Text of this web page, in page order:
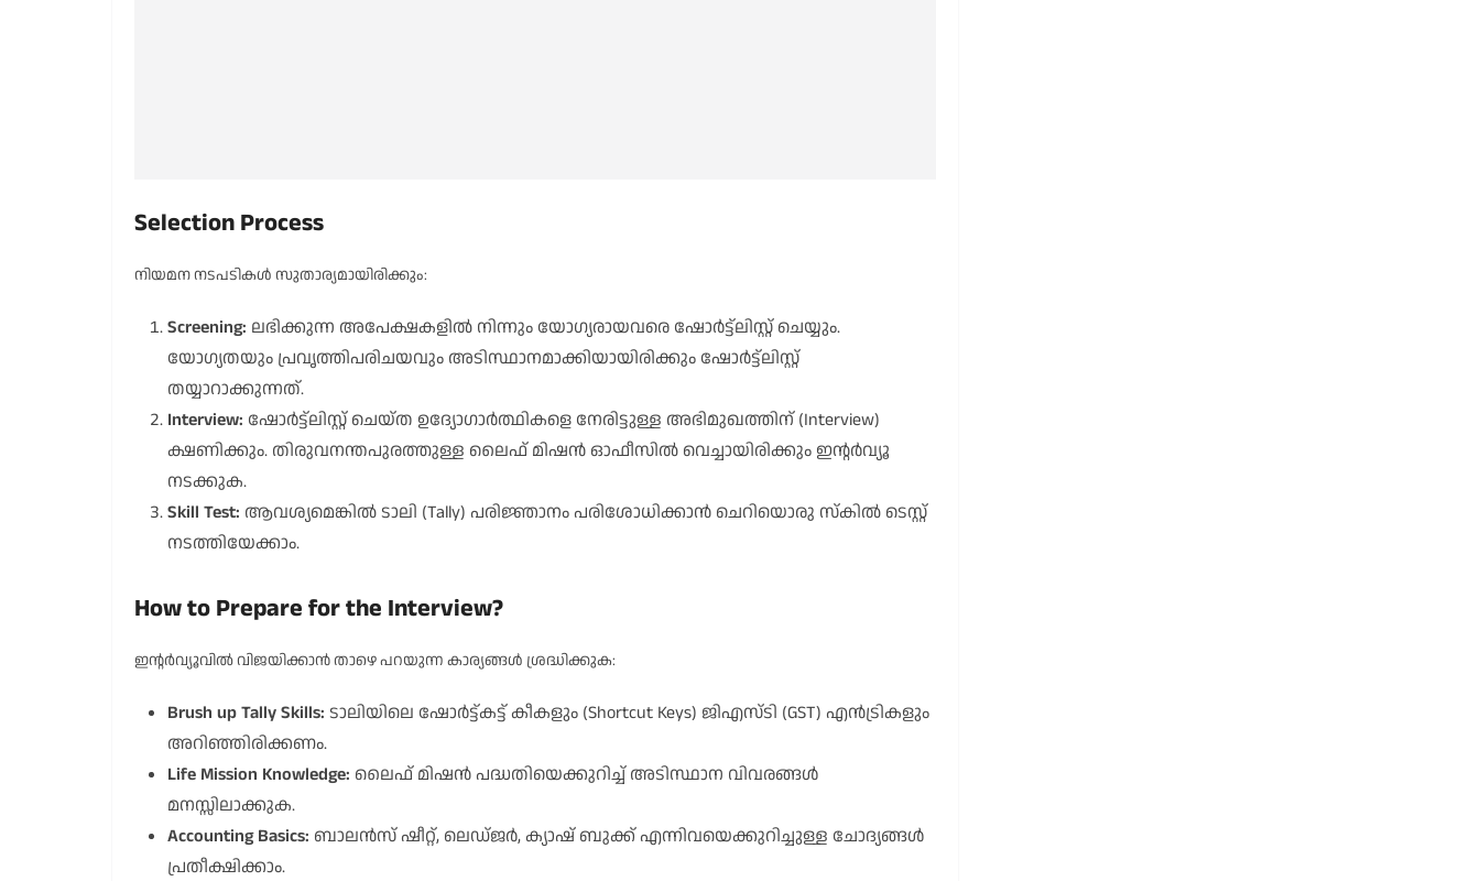
Selection Process
നിയമന നടപടികൾ സുതാര്യമായിരിക്കും:
Screening: ലഭിക്കുന്ന അപേക്ഷകളിൽ നിന്നും യോഗ്യരായവരെ ഷോർട്ട്‌ലിസ്റ്റ് ചെയ്യും.
യോഗ്യതയും പ്രവൃത്തിപരിചയവും അടിസ്ഥാനമാക്കിയായിരിക്കും ഷോർട്ട്‌ലിസ്റ്റ്
തയ്യാറാക്കുന്നത്.
Interview: ഷോർട്ട്‌ലിസ്റ്റ് ചെയ്ത ഉദ്യോഗാർത്ഥികളെ നേരിട്ടുള്ള അഭിമുഖത്തിന് (Interview)
ക്ഷണിക്കും. തിരുവനന്തപുരത്തുള്ള ലൈഫ് മിഷൻ ഓഫീസിൽ വെച്ചായിരിക്കും ഇന്റർവ്യൂ
നടക്കുക.
Skill Test: ആവശ്യമെങ്കിൽ ടാലി (Tally) പരിജ്ഞാനം പരിശോധിക്കാൻ ചെറിയൊരു സ്കിൽ ടെസ്റ്റ്
നടത്തിയേക്കാം.
How to Prepare for the Interview?
ഇന്റർവ്യൂവിൽ വിജയിക്കാൻ താഴെ പറയുന്ന കാര്യങ്ങൾ ശ്രദ്ധിക്കുക:
Brush up Tally Skills: ടാലിയിലെ ഷോർട്ട്കട്ട് കീകളും (Shortcut Keys) ജിഎസ്ടി (GST) എൻട്രികളും
അറിഞ്ഞിരിക്കണം.
Life Mission Knowledge: ലൈഫ് മിഷൻ പദ്ധതിയെക്കുറിച്ച് അടിസ്ഥാന വിവരങ്ങൾ
മനസ്സിലാക്കുക.
Accounting Basics: ബാലൻസ് ഷീറ്റ്, ലെഡ്ജർ, ക്യാഷ് ബുക്ക് എന്നിവയെക്കുറിച്ചുള്ള ചോദ്യങ്ങൾ
പ്രതീക്ഷിക്കാം.